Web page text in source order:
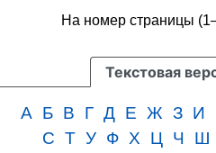
словаря
год)
На номер страницы
Текстовая
А Б В Г Д Е Ж З И
С Т У Ф Х Ц Ч Ш